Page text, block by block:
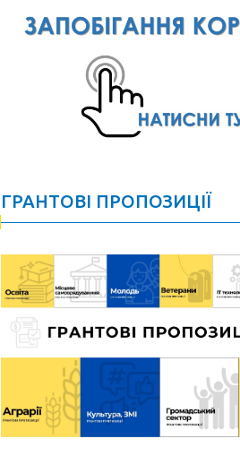
ГРАНТОВІ ПРОПОЗИЦІЇ